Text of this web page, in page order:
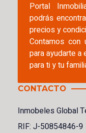
Portal
podrás
precios y
Contamos
para ayudarte a
para ti y tu
CONTACTO
Inmobeles Global
RIF: J-50854846-9